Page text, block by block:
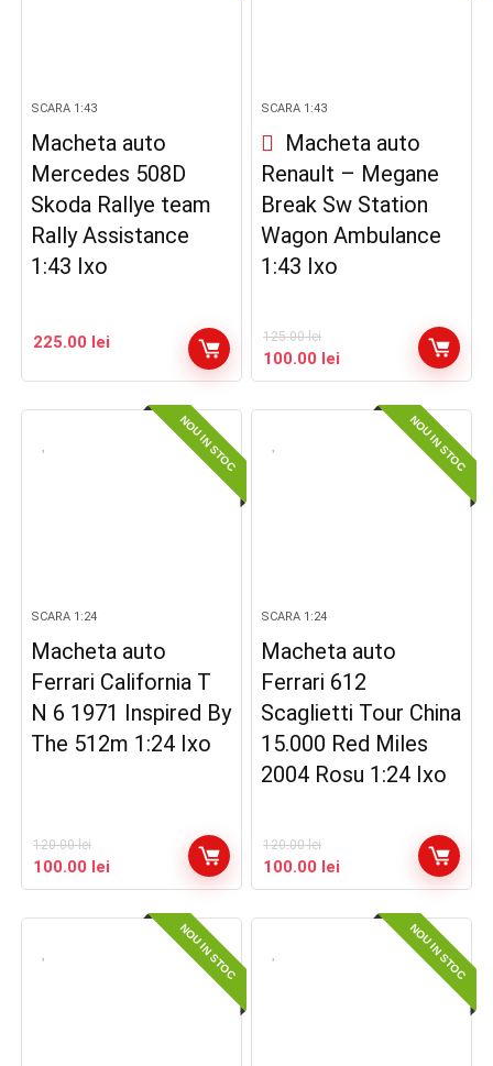
SCARA 1:43
Macheta auto
Mercedes 508D
Skoda Rallye team
Rally Assistance
1:43 Ixo
225.00 lei
SCARA 1:43
Macheta auto
Renault – Megane
Break Sw Station
Wagon Ambulance
1:43 Ixo
125.00lei
Prețul
inițial
125.00 lei.
100.00 lei
curent
este:
100.00 lei.
NOU IN STOC
SCARA 1:24
Macheta auto
Ferrari California T
N 6 1971 Inspired By
The 512m 1:24 Ixo
120.00lei
Prețul
inițial
120.00 lei.
100.00 lei
curent
este:
100.00 lei.
NOU IN STOC
SCARA 1:24
Macheta auto
Ferrari 612
Scaglietti Tour China
15.000 Red Miles
2004 Rosu 1:24 Ixo
120.00lei
Prețul
inițial
120.00 lei.
100.00 lei
curent
este:
100.00 lei.
NOU IN STOC NOU IN STOC